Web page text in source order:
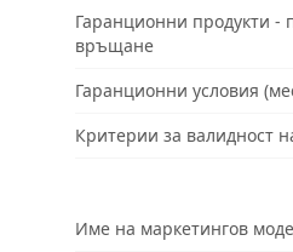
Гаранционни продукти
връщане
Гаранционни условия
Критерии за валидност
Име на маркетингов